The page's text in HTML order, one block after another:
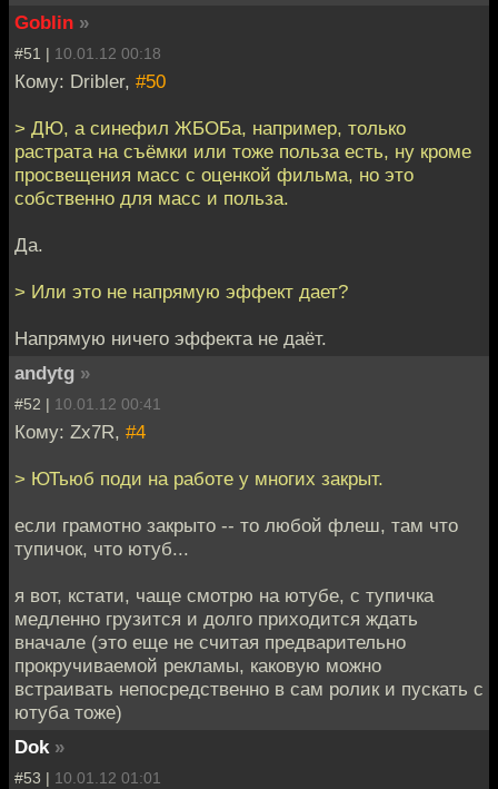
Goblin »
#51 | 10.01.12 00:18
Кому: Dribler, #50
> ДЮ, а синефил ЖБОБа, например, только
растрата на съёмки или тоже польза есть, ну кроме
просвещения масс с оценкой фильма, но это
собственно для масс и польза.
Да.
> Или это не напрямую эффект дает?
Напрямую ничего эффекта не даёт.
andytg »
#52 | 10.01.12 00:41
Кому: Zx7R, #4
> ЮТьюб поди на работе у многих закрыт.
если грамотно закрыто -- то любой флеш, там что
тупичок, что ютуб...
я вот, кстати, чаще смотрю на ютубе, с тупичка
медленно грузится и долго приходится ждать
вначале (это еще не считая предварительно
прокручиваемой рекламы, каковую можно
встраивать непосредственно в сам ролик и пускать с
ютуба тоже)
Dok »
#53 | 10.01.12 01:01